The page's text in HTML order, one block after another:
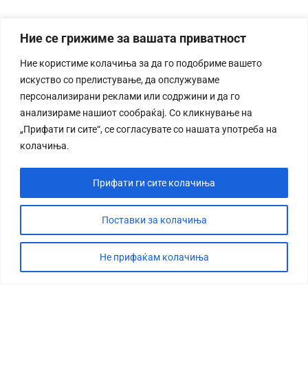
Ние се грижиме за вашата приватност
Ние користиме колачиња за да го подобриме вашето
искуство со прелистување, да опслужуваме
персонализирани реклами или содржини и да го
анализираме нашиот сообраќај. Со кликнување на
„Прифати ги сите“, се согласувате со нашата употреба на
колачиња.
Поставки за колачиња
Не прифаќам колачиња
Прифати ги сите колачиња